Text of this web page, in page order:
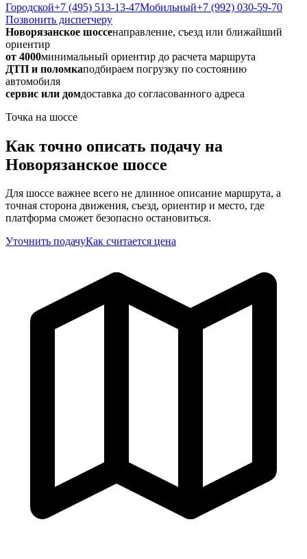
Городской+7 (495) 513-13-47Мобильный+7 (992) 030-59-70
Позвонить диспетчеру
Новорязанское шоссенаправление, съезд или ближайший
ориентир
от 4000минимальный ориентир до расчета маршрута
ДТП и поломкаподбираем погрузку по состоянию
автомобиля
сервис или домдоставка до согласованного адреса
Точка на шоссе
Как точно описать подачу на
Новорязанское шоссе
Для шоссе важнее всего не длинное описание маршрута, а
точная сторона движения, съезд, ориентир и место, где
платформа сможет безопасно остановиться.
Уточнить подачуКак считается цена